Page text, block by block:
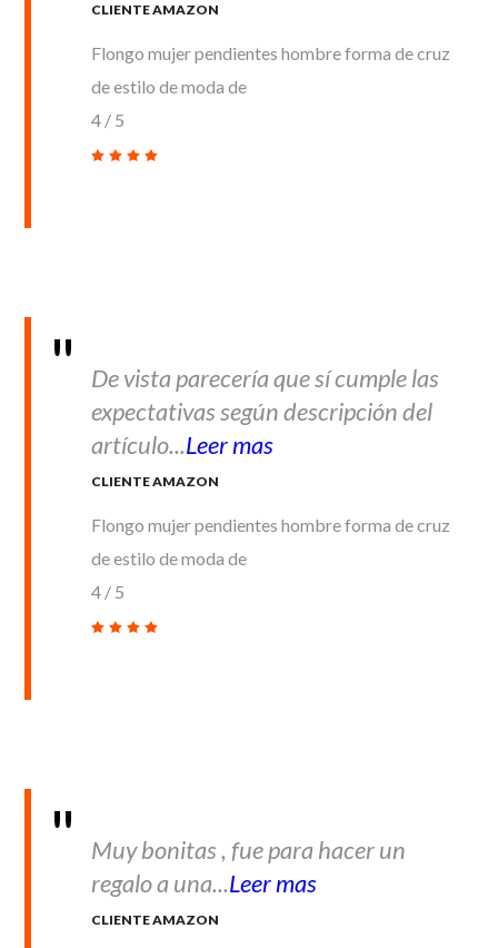
CLIENTE AMAZON
Flongo mujer pendientes hombre forma de cruz
de estilo de moda de
4/ 5
De vista parecería que sí cumple las
expectativas según descripción del
artículo...Leer mas
CLIENTE AMAZON
Flongo mujer pendientes hombre forma de cruz
de estilo de moda de
4/ 5
Muy bonitas , fue para hacer un
regalo a una...Leer mas
CLIENTE AMAZON